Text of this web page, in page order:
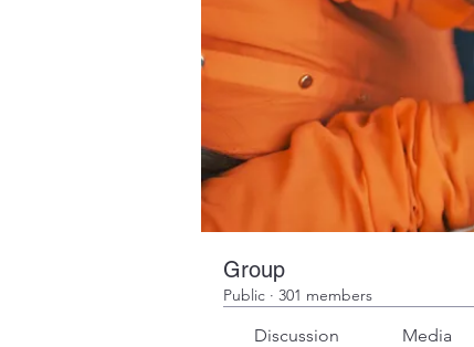
Group
Public · 301 members
Discussion Media